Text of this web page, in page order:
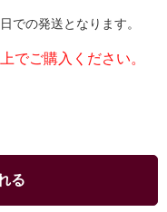
での発送となります。
でご購入ください。
る